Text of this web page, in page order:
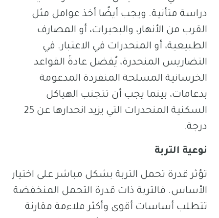
دراسة متأنية. ويجب أيضًا أخذ عوامل مثل
القرب من الأنهار، والبحيرات، أو المصارف
الطبيعية، أو المنحدرات في الاعتبار. في
التضاريس المنحدرة، يُفضل عادةً القواعد
الخرسانية المسلحة المنفردة المدعومة
بدعامات، بينما يجب أن تتجنب الهياكل
السكنية المنحدرات التي يزيد انحدارها عن 25
درجة.
نوعية التربة
تؤثر قدرة تحمل التربة بشكل مباشر على اختيار
الأساس. فالتربة ذات قدرة التحمل المنخفضة
تتطلب أساسات أقوى وأكثر ملاءمة مقارنة